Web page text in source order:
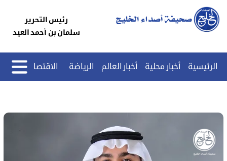
رئيس التحرير
سلمان بن أحمد العيد
الرئيسية أخبار محلية أخبار العالم الرياضة الاقتصاد